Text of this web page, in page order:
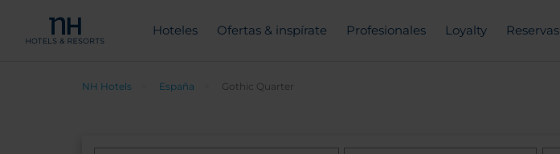
Hoteles Ofertas & inspírate Profesionales Loyalty Reservas
NH Hotels España Gothic Quarter